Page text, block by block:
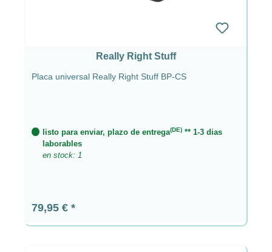
Really Right Stuff
Placa universal Really Right Stuff BP-CS
listo para enviar, plazo de entrega(DE)** 1-3 dias
laborables
en stock: 1
Precio normal:
79,95 €